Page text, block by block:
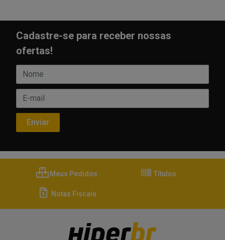
Cadastre-se para receber nossas
ofertas!
Meus Pedidos Títulos
Notas Fiscais